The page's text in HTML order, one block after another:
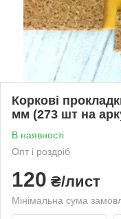
Коркові
мм (273 шт на
В наявності
Опт і роздріб
120 ₴/лист
Мінімальна сума